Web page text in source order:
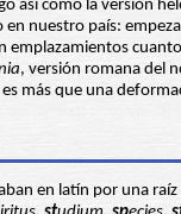
así como la versión
en nuestro país:
emplazamientos
, versión romana del
más que una
en latín por una raíz